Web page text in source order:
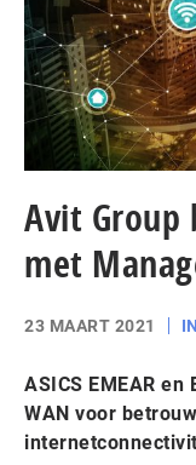
Avit
met
23 MAART 2021
ASICS EMEAR
WAN voor